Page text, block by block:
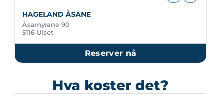
HAGELAND ÅSANE
Åsamyrane 90
5116 Ulset
Reserver nå
Hva koster det?